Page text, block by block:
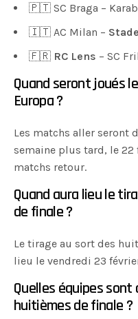
🇵🇹 SC Braga –
🇮🇹 AC Milan –
🇫🇷 RC Lens – SC
Quand seront joués
Europa ?
Les matchs aller seront
semaine plus tard, le
matchs retour.
Quand aura lieu le
de finale ?
Le tirage au sort des
lieu le vendredi 23
Quelles équipes
huitièmes de finale ?